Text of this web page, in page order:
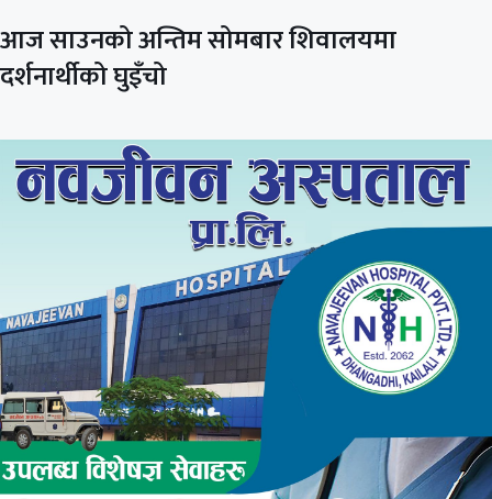
आज साउनको अन्तिम सोमबार शिवालयमा
दर्शनार्थीको घुइँचो